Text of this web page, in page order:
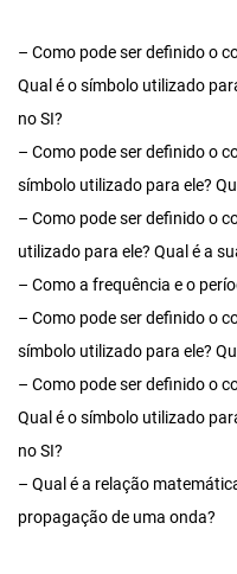
– Como pode ser definido o
Qual é o símbolo utilizado
no SI?
– Como pode ser definido o
símbolo utilizado para ele?
– Como pode ser definido o
utilizado para ele? Qual é a
– Como a frequência e o
– Como pode ser definido o
símbolo utilizado para ele?
– Como pode ser definido o
Qual é o símbolo utilizado
no SI?
– Qual é a relação
propagação de uma onda?